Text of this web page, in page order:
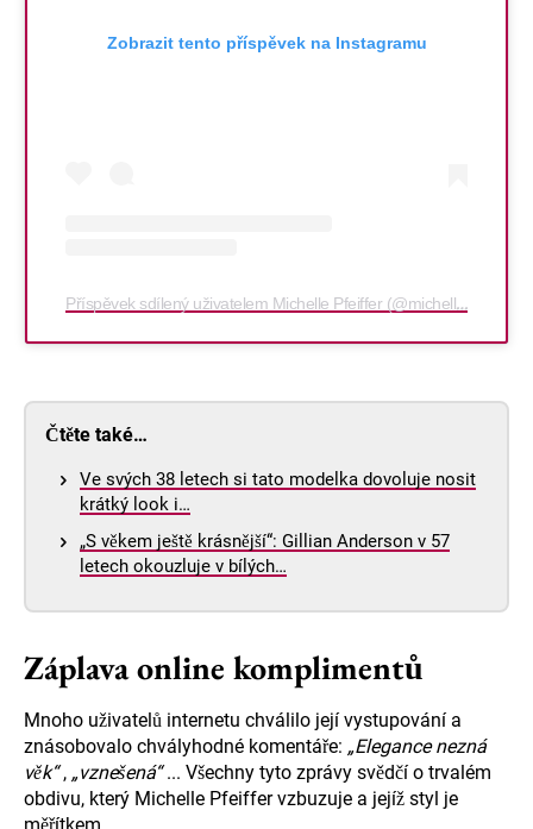
Zobrazit tento příspěvek na Instagramu
Příspěvek sdílený uživatelem Michelle Pfeiffer (@michellepfeifferofficial)
Čtěte také…
Ve svých 38 letech si tato modelka dovoluje nosit
krátký look i…
„S věkem ještě krásnější“: Gillian Anderson v 57
letech okouzluje v bílých…
Záplava online komplimentů
Mnoho uživatelů internetu chválilo její vystupování a
znásobovalo chvályhodné komentáře: „Elegance nezná
věk“, „vznešená“... Všechny tyto zprávy svědčí o trvalém
obdivu, který Michelle Pfeiffer vzbuzuje a jejíž styl je
měřítkem.